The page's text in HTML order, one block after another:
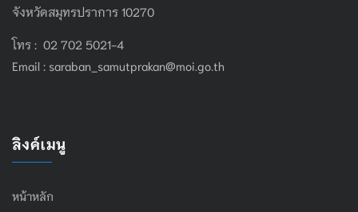
จังหวัดสมุทรปราการ 10270
โทร : 02 702 5021-4
Email : saraban_samutprakan@moi.go.th
ลิงค์เมนู
หน้าหลัก